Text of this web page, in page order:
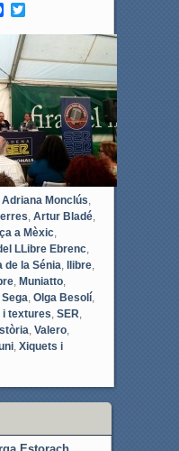
F
c
b
o
o
k
T
i
e
r
Adriana Monclús
Artur Bladé,
a Mèxic,
LLibre Ebrenc,
de la Sénia llibre,
, Muniatto,
Olga Besolí,
i textures SER
Valero,
, Xiquets i